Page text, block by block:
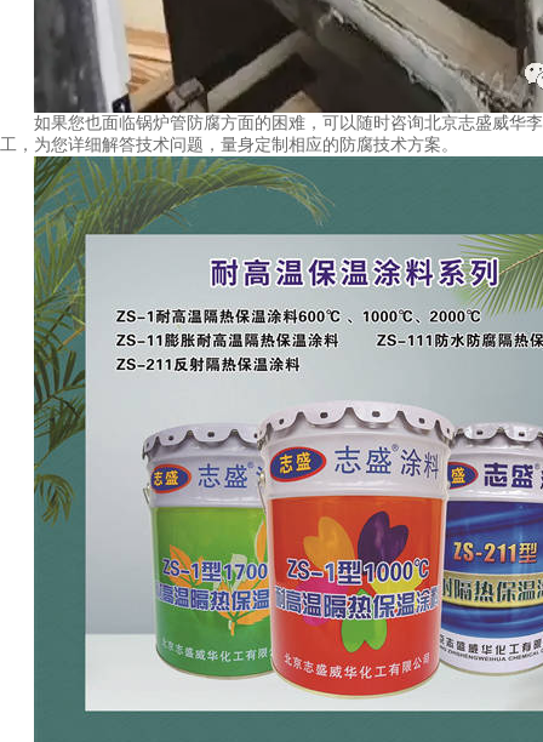
如果您也面临锅炉管防腐方面的困难，可以随时咨询北京志盛威华李
工，为您详细解答技术问题，量身定制相应的防腐技术方案。